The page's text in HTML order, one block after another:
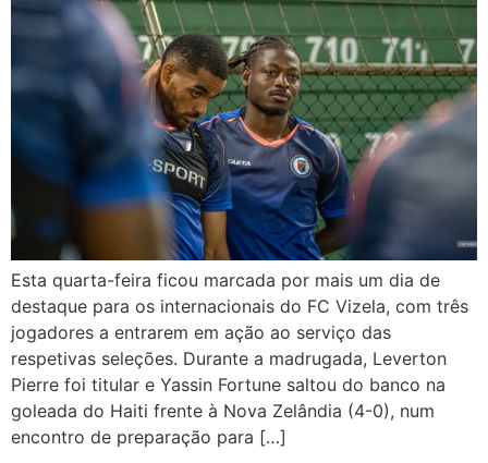
Esta quarta-feira ficou marcada por mais um dia de
destaque para os internacionais do FC Vizela, com três
jogadores a entrarem em ação ao serviço das
respetivas seleções. Durante a madrugada, Leverton
Pierre foi titular e Yassin Fortune saltou do banco na
goleada do Haiti frente à Nova Zelândia (4-0), num
encontro de preparação para […]